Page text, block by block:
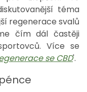
téma
regenerace svalů
čím dál častěji
Více se
se CBD'.